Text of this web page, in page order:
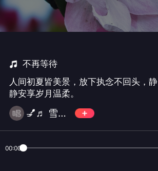
不再等待
人间初夏皆美景，放下执念不回头，静
静安享岁月温柔。
💅♬ 雪儿♬ 💅
00:00